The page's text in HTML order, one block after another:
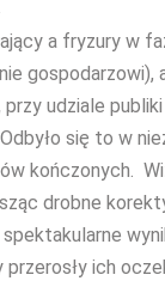
a fryzury w
udziale
się to w
kończonych.
drobne
ich